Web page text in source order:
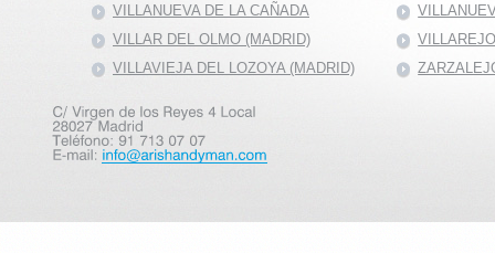
VILLANUEVA DE LA CAÑADA
VILLAR DEL OLMO (MADRID)
VILLAVIEJA DEL LOZOYA (MADRID)